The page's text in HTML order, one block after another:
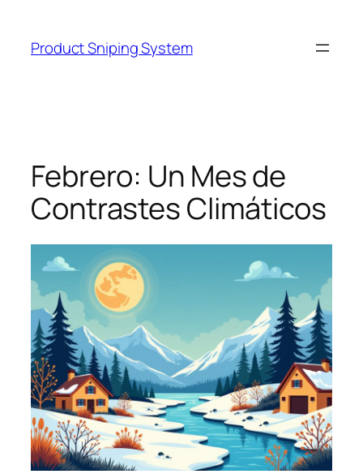
content
Product Sniping System
Febrero: Un Mes de
Contrastes Climáticos